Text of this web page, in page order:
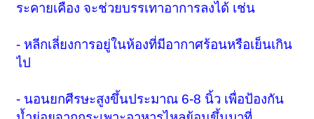
ระคายเคือง จะช่วยบรรเทาอาการลงได้ เช่น
- หลีกเลี่ยงการอยู่ในห้องที่มีอากาศร้อนหรือเย็นเกิน
ไป
- นอนยกศีรษะสูงขึ้นประมาณ 6-8 นิ้ว เพื่อป้องกัน